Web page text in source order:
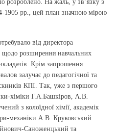
розроблено. На жаль, у зв’язку з
1905 рр., цей план значною мірою
від директора
щодо розширення навчальних
Крім запрошення
залучає до педагогічної та
КПІ. Так, уже з першого
хіміки Г.А.Башкіров, А.В.
з колоїдної хімії, академік
механіки А.В. Круковський
Саноженцький та